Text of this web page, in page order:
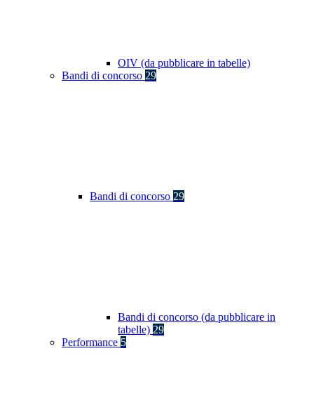
OIV (da pubblicare in tabelle)
Bandi di concorso 29
Bandi di concorso 29
Bandi di concorso (da pubblicare in
tabelle) 29
Performance 5